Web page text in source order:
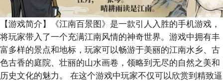
【游戏简介】
《江南百景图》是一款引人入胜的手机游戏，
将玩家带入了一个充满江南风情的神奇世界。游戏中拥有丰
富多样的景点和地标，玩家可以畅游于美丽的江南水乡、古
色古香的庭院、壮丽的山水画卷，领略到无尽的自然之美和
历史文化的魅力。 在这个游戏中玩家不仅可以欣赏到精致逼